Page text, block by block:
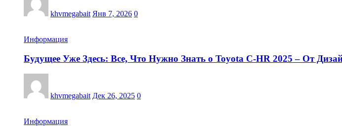
khvmegabait Янв 7, 2026 0
Информация
Будущее Уже Здесь: Все, Что Нужно Знать о Toyota C-HR 2025 – От
khvmegabait Дек 26, 2025 0
Информация